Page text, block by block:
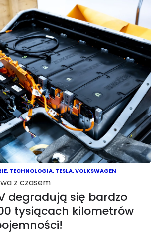
,TECHNOLOGIA,TESLA,VOLKSWAGEN
z czasem
degradują się bardzo
tysiącach kilometrów